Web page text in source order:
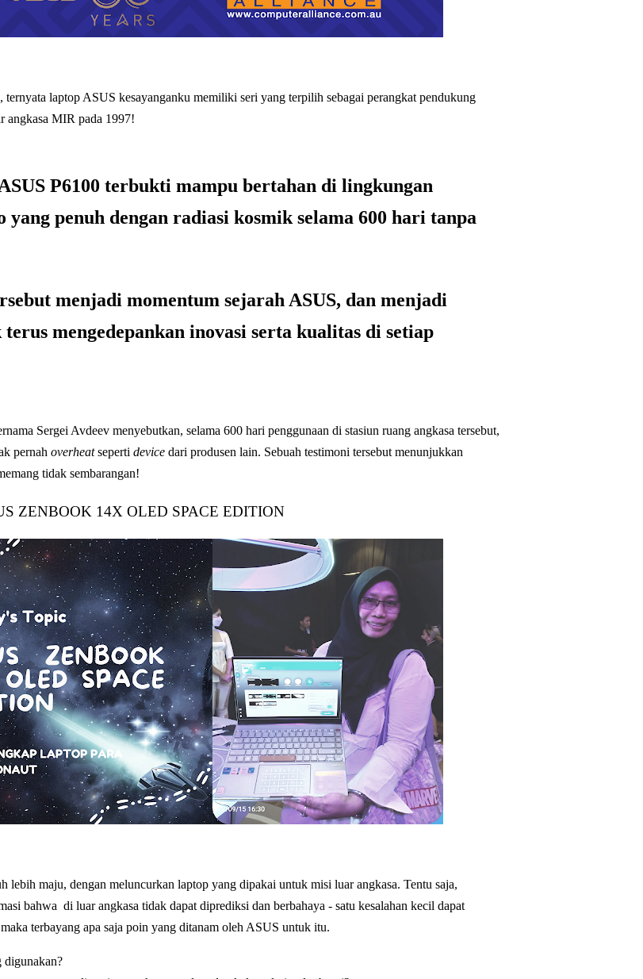
laptop ASUS kesayanganku memiliki seri yang terpilih sebagai perangkat pendukung
angkasa MIR pada 1997!
P6100 terbukti mampu bertahan di lingkungan
penuh dengan radiasi kosmik selama 600 hari tanpa
menjadi momentum sejarah ASUS, dan menjadi
mengedepankan inovasi serta kualitas di setiap
Sergei Avdeev menyebutkan, selama 600 hari penggunaan di stasiun ruang angkasa tersebut,
pernah overheatseperti devicedari produsen lain. Sebuah testimoni tersebut menunjukkan
tidak sembarangan!
ZENBOOK 14X OLED SPACE EDITION
lebih maju, dengan meluncurkan laptop yang dipakai untuk misi luar angkasa. Tentu saja,
bahwa di luar angkasa tidak dapat diprediksi dan berbahaya - satu kesalahan kecil dapat
terbayang apa saja poin yang ditanam oleh ASUS untuk itu.
digunakan?